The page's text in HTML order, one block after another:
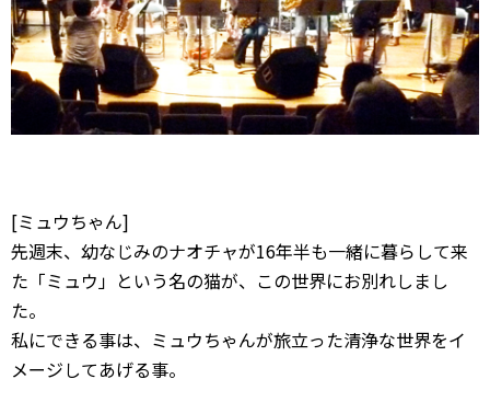
[ミュウちゃん]
先週末、幼なじみのナオチャが16年半も一緒に暮らして来
た「ミュウ」という名の猫が、この世界にお別れしまし
た。
私にできる事は、ミュウちゃんが旅立った清浄な世界をイ
メージしてあげる事。